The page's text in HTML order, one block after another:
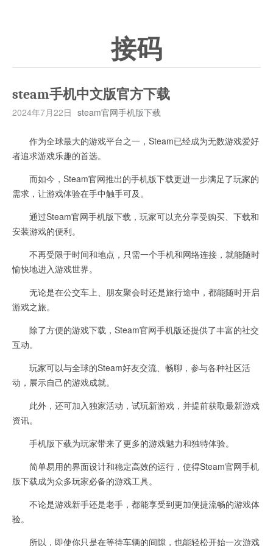
接码
steam手机中文版官方下载
2024年7月22日 steam官网手机版下载
作为全球最大的游戏平台之一，Steam已经成为无数游戏爱好
者追求游戏乐趣的首选。
而如今，Steam官网推出的手机版下载更进一步满足了玩家的
需求，让游戏体验在手中触手可及。
通过Steam官网手机版下载，玩家可以充分享受购买、下载和
安装游戏的便利。
不再受限于时间和地点，只需一个手机和网络连接，就能随时
愉快地进入游戏世界。
无论是在公交车上、朋友聚会时还是旅行途中，都能随时开启
游戏之旅。
除了方便的游戏下载，Steam官网手机版还提供了丰富的社交
互动。
玩家可以与全球的Steam好友交流、畅聊，参与各种社区活
动，展示自己的游戏成就。
此外，还可加入独家活动，试玩新游戏，并提前获取最新游戏
资讯。
手机版下载为玩家带来了更多的游戏魅力和独特体验。
简单易用的界面设计和稳定高效的运行，使得Steam官网手机
版下载成为众多玩家必备的游戏工具。
不论是游戏新手还是老手，都能享受到更加便捷流畅的游戏体
验。
所以，即使你只是在等待车辆的间隙，也能轻松开始一次游戏